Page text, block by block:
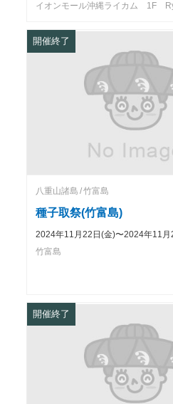
イオンモール沖縄ライカム 1F
開催終了
八重山諸島 竹富島
種子取祭(竹富島)
2024年11月22日(金)〜2024年11月
竹富島
開催終了